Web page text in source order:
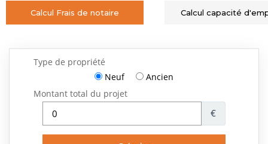
Calcul Frais de notaire Calcul capacité